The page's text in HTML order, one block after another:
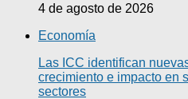
4 de agosto de 2026
Economía
Las ICC identifican
crecimiento e impacto en
sectores